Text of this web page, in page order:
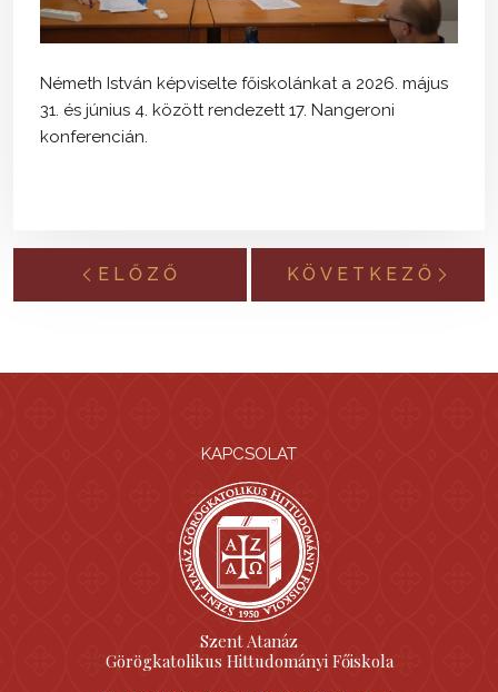
Németh István képviselte főiskolánkat a 2026. május
31. és június 4. között rendezett 17. Nangeroni
konferencián.
ELŐZŐ KÖVETKEZŐ
KAPCSOLAT
Szent Atanáz
Görögkatolikus Hittudományi Főiskola